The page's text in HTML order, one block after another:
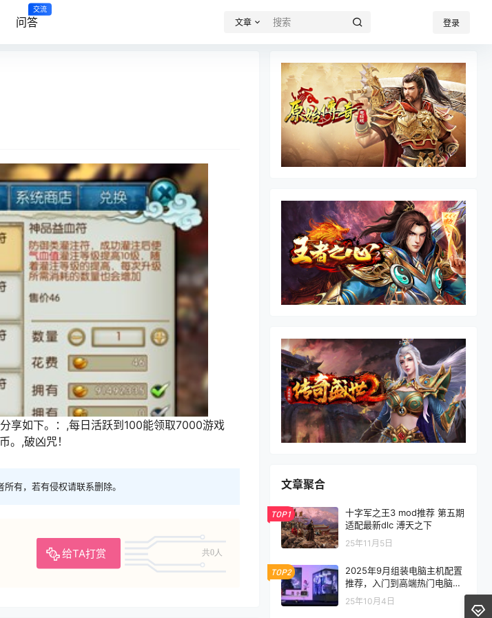
问答
交流
文章 登录
享如下。：,每日活跃到100能领取7000游戏
,破凶咒！
有，若有侵权请联系删除。
给TA打赏 共0人
文章聚合
TOP1
十字军之王3 mod推荐 第五期
适配最新dlc 溥天之下
25年11月5日
TOP2
2025年9月组装电脑主机配置
推荐，入门到高端热门电脑配
置方案
25年10月4日